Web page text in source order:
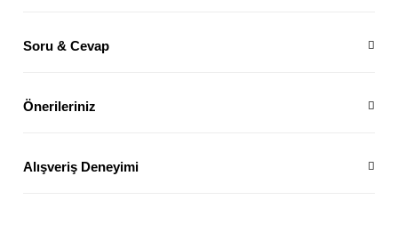
Soru & Cevap
Önerileriniz
Alışveriş Deneyimi